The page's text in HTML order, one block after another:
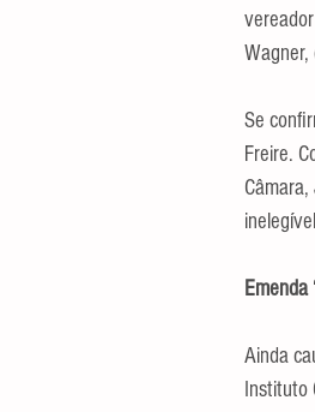
Se
Freire.
Emenda
Ainda